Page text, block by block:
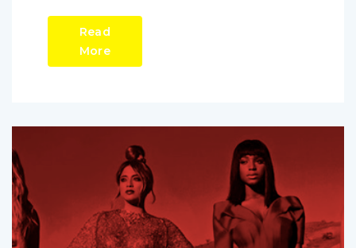
Read
More